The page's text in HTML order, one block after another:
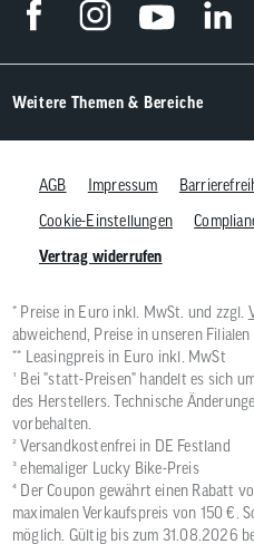
Weitere Themen & Bereiche
AGB Impressum
Cookie-Einstellungen
Vertrag widerrufen
* Preise in Euro inkl. MwSt. und zzgl.
abweichend, Preise in unseren
** Leasingpreis in Euro inkl. MwSt
¹ Bei "statt-Preisen" handelt es sich
des Herstellers. Technische
vorbehalten.
² Versandkostenfrei in DE Festland
³ ehemaliger Lucky Bike-Preis
⁴ Der Coupon gewährt einen Rabatt
maximalen Verkaufspreis von 150 €.
möglich. Gültig bis zum 31.08.2026